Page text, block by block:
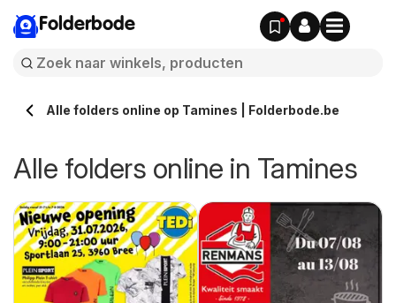
Folderbode
Alle folders online op Tamines | Folderbode.be
Alle folders online in Tamines